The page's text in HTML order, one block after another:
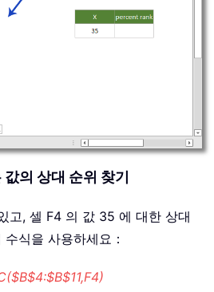
의 상대 순위 찾기
고, 셀 F4 의 값 35 에 대한 상대
식을 사용하세요：